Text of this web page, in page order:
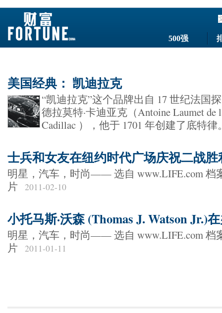
500强
美国经典： 凯迪拉克
“凯迪拉克”这个品牌出自 17 世纪法国
德拉莫特·卡迪亚克（Antoine Laumet de
Cadillac ），他于 1701 年创建了底特
士兵和女友在纽约时代广场庆祝二战胜
明星，汽车，时尚—— 选自 www.LIFE.com 档
片
2011-02-10
小托马斯·沃森 (Thomas J. Watson Jr.)
明星，汽车，时尚—— 选自 www.LIFE.com 档
片
2011-01-11